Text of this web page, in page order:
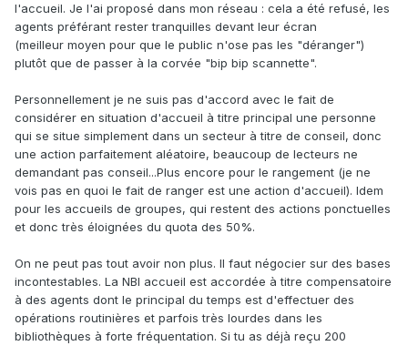
l'accueil. Je l'ai proposé dans mon réseau : cela a été refusé, les
agents préférant rester tranquilles devant leur écran
(meilleur moyen pour que le public n'ose pas les "déranger")
plutôt que de passer à la corvée "bip bip scannette".
Personnellement je ne suis pas d'accord avec le fait de
considérer en situation d'accueil à titre principal une personne
qui se situe simplement dans un secteur à titre de conseil, donc
une action parfaitement aléatoire, beaucoup de lecteurs ne
demandant pas conseil...Plus encore pour le rangement (je ne
vois pas en quoi le fait de ranger est une action d'accueil). Idem
pour les accueils de groupes, qui restent des actions ponctuelles
et donc très éloignées du quota des 50%.
On ne peut pas tout avoir non plus. Il faut négocier sur des bases
incontestables. La NBI accueil est accordée à titre compensatoire
à des agents dont le principal du temps est d'effectuer des
opérations routinières et parfois très lourdes dans les
bibliothèques à forte fréquentation. Si tu as déjà reçu 200